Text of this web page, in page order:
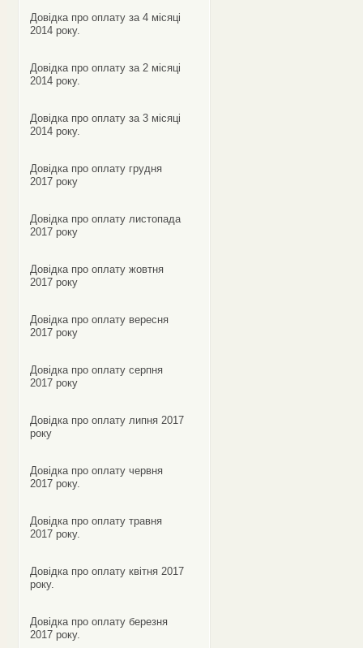
Довідка про оплату за 4 місяці
2014 року.
Довідка про оплату за 2 місяці
2014 року.
Довідка про оплату за 3 місяці
2014 року.
Довідка про оплату грудня
2017 року
Довідка про оплату листопада
2017 року
Довідка про оплату жовтня
2017 року
Довідка про оплату вересня
2017 року
Довідка про оплату серпня
2017 року
Довідка про оплату липня 2017
року
Довідка про оплату червня
2017 року.
Довідка про оплату травня
2017 року.
Довідка про оплату квітня 2017
року.
Довідка про оплату березня
2017 року.